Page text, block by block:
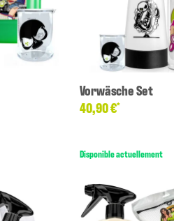
Vorwäsche Set
40,90 €*
Disponible actuellement